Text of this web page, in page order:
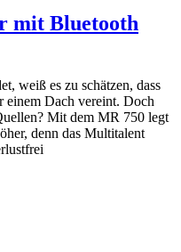
mit Bluetooth
weiß es zu schätzen, dass
einem Dach vereint. Doch
Mit dem MR 750 legt
denn das Multitalent